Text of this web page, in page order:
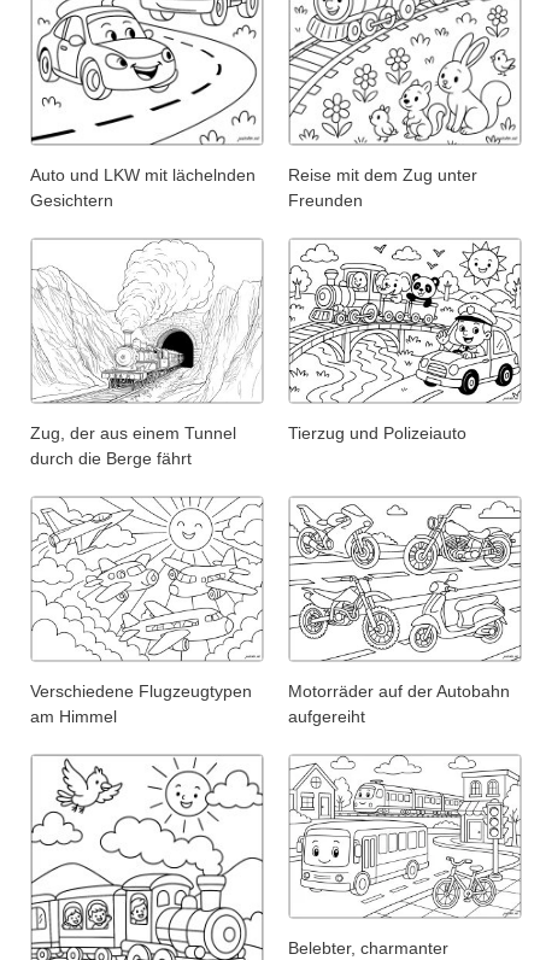
Auto und LKW mit lächelnden
Gesichtern
Reise mit dem Zug unter
Freunden
Zug, der aus einem Tunnel
durch die Berge fährt
Tierzug und Polizeiauto
Verschiedene Flugzeugtypen
am Himmel
Motorräder auf der Autobahn
aufgereiht
Belebter, charmanter